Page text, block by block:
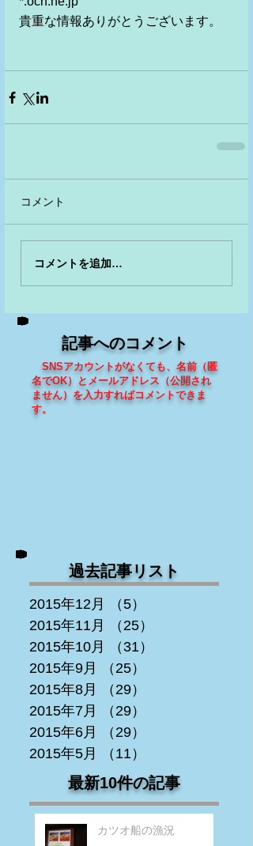
貴重な情報ありがとうございます。
コメント
コメントを追加…
記事へのコメント
SNSアカウントがなくても、 名前（匿
名でOK）とメールアドレス（公開され
ません）を入力すればコメントできま
す。
過去記事リスト
2015年12月 （5）
2015年11月
（25）
2015年10月
（31）
2015年9月
（25）
2015年8月
（29）
2015年7月
（29）
2015年6月
（29）
2015年5月
（11）
最新10件の記事
カツオ船の漁況